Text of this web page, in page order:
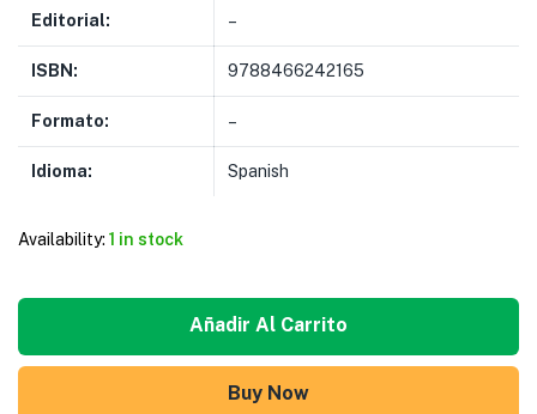
Editorial: –
ISBN: 9788466242165
Formato: –
Idioma: Spanish
Availability: 1 in stock
Añadir Al Carrito
Buy Now